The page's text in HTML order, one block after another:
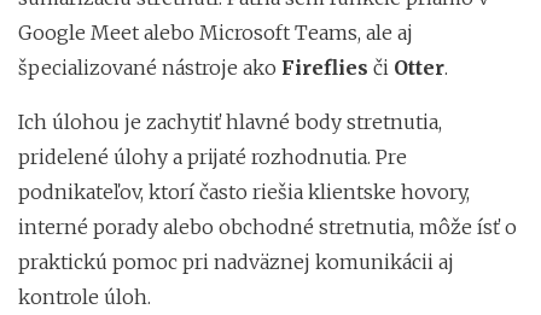
Google Meet alebo Microsoft Teams, ale aj
špecializované nástroje ako Fireflies či Otter.
Ich úlohou je zachytiť hlavné body stretnutia,
pridelené úlohy a prijaté rozhodnutia. Pre
podnikateľov, ktorí často riešia klientske hovory,
interné porady alebo obchodné stretnutia, môže ísť o
praktickú pomoc pri nadväznej komunikácii aj
kontrole úloh.